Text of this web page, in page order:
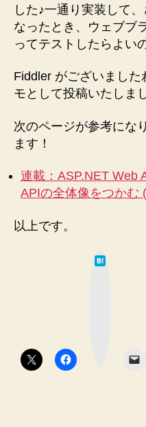
した♪一通り実装して
なったとき、ウェブブ
ってテストしたらよい
Fiddler がございました
モとして投稿いたしま
次のページが参考にな
ます！
連載：ASP.NET Web
APIの全体像をつかむ
以上です。